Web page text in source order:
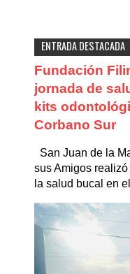
ENTRADA DESTACADA
Fundación
jornada de
kits
Corbano Sur
San Juan de la
sus Amigos
la salud bucal en